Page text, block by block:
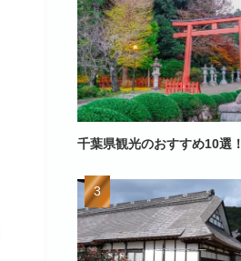
千葉県観光のおすすめ10選